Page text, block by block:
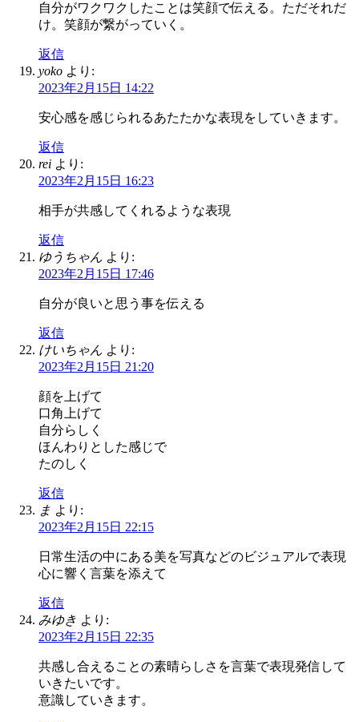
自分がワクワクしたことは笑顔で伝える。ただそれだ
け。笑顔が繋がっていく。
返信
yoko より:
2023年2月15日 14:22
安心感を感じられるあたたかな表現をしていきます。
返信
rei より:
2023年2月15日 16:23
相手が共感してくれるような表現
返信
ゆうちゃん より:
2023年2月15日 17:46
自分が良いと思う事を伝える
返信
けいちゃん より:
2023年2月15日 21:20
顔を上げて
口角上げて
自分らしく
ほんわりとした感じで
たのしく
返信
ま より:
2023年2月15日 22:15
日常生活の中にある美を写真などのビジュアルで表現
心に響く言葉を添えて
返信
みゆき より:
2023年2月15日 22:35
共感し合えることの素晴らしさを言葉で表現発信して
いきたいです。
意識していきます。